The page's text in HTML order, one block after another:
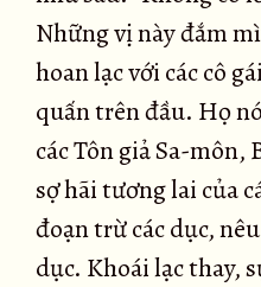
Những vị này đắm
hoan lạc với các cô
quấn trên đầu. Họ
các Tôn giả Sa-
sợ hãi tương lai của
đoạn trừ các dục,
dục. Khoái lạc thay,